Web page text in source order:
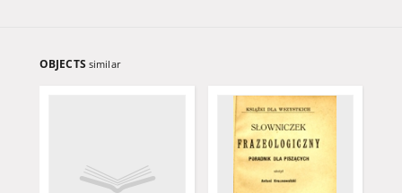
OBJECTS similar